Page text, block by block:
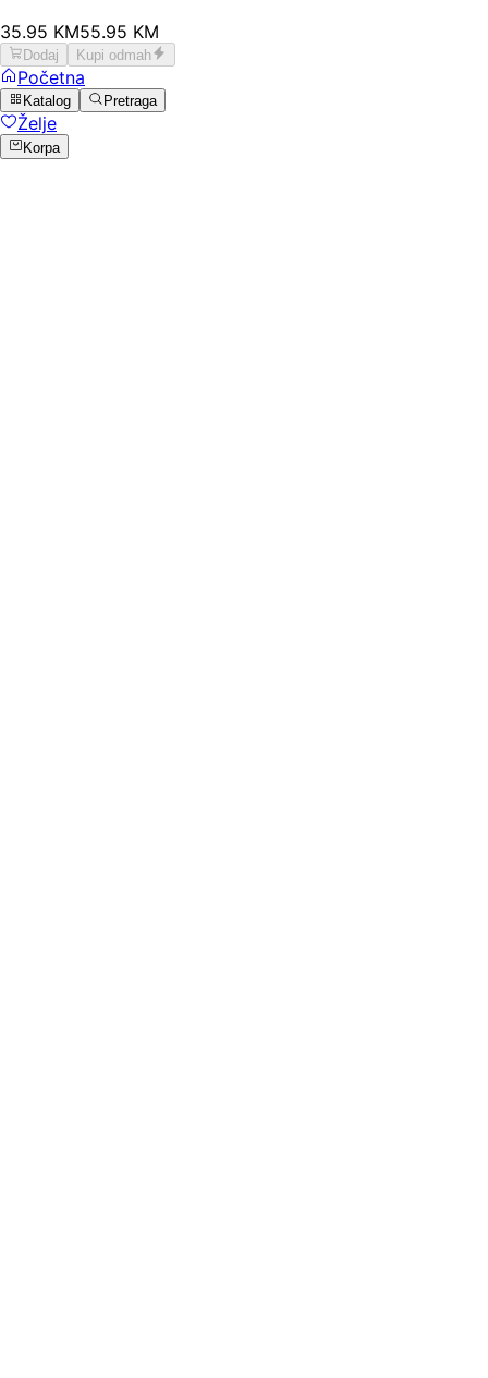
35.95 KM55.95 KM
Dodaj Kupi odmah
Početna
Katalog Pretraga
Želje
Korpa